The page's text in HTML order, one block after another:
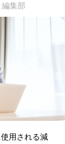
編集部
用される減